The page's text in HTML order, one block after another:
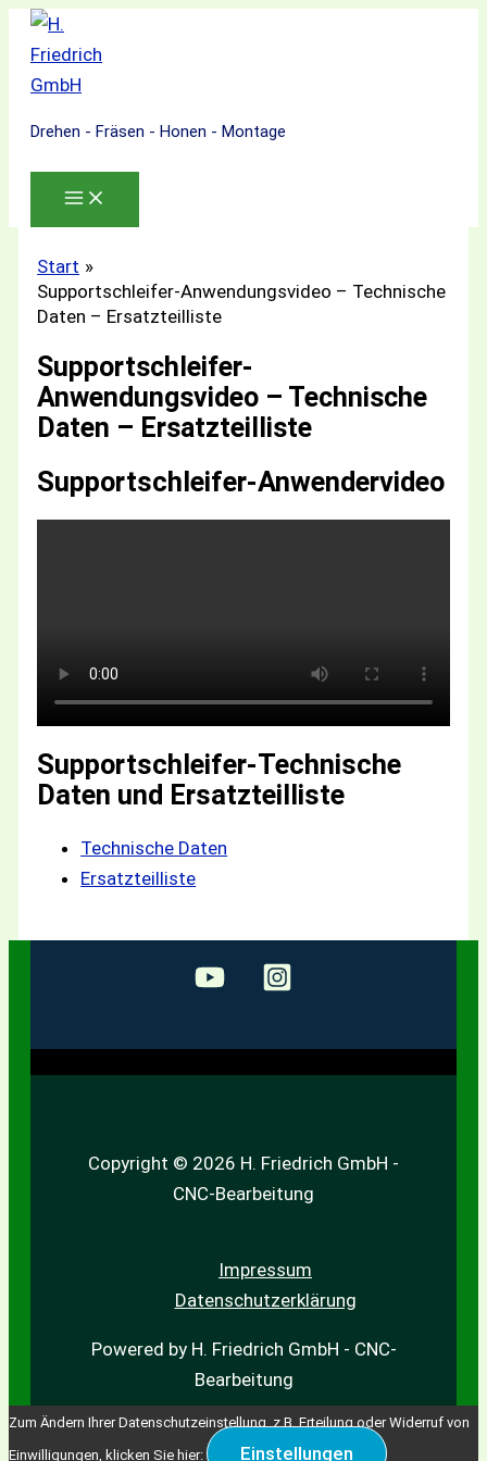
Zum
Inhalt
springen
Drehen - Fräsen - Honen - Montage
Start
Supportschleifer-Anwendungsvideo – Technische
Daten – Ersatzteilliste
Supportschleifer-
Anwendungsvideo – Technische
Daten – Ersatzteilliste
Supportschleifer-Anwendervideo
Supportschleifer-Technische
Daten und Ersatzteilliste
Technische Daten
Ersatzteilliste
Copyright © 2026 H. Friedrich GmbH -
CNC-Bearbeitung
Impressum
Datenschutzerklärung
Powered by H. Friedrich GmbH - CNC-
Bearbeitung
Zum Ändern Ihrer Datenschutzeinstellung, z.B. Erteilung oder Widerruf von
Einwilligungen, klicken Sie hier:
Einstellungen